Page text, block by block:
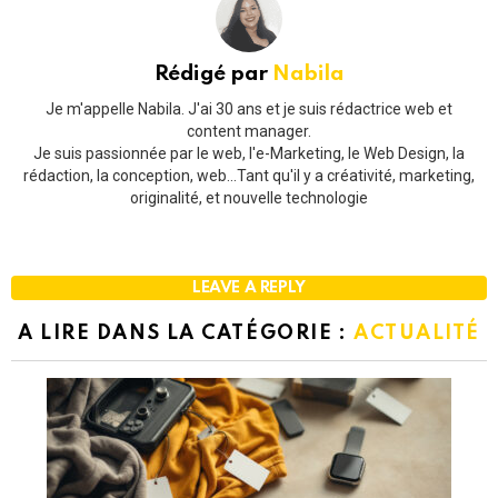
Rédigé par Nabila
Je m'appelle Nabila. J'ai 30 ans et je suis rédactrice web et
content manager.
Je suis passionnée par le web, l'e-Marketing, le Web Design, la
rédaction, la conception, web...Tant qu'il y a créativité, marketing,
originalité, et nouvelle technologie
LEAVE A REPLY
A LIRE DANS LA CATÉGORIE : ACTUALITÉ